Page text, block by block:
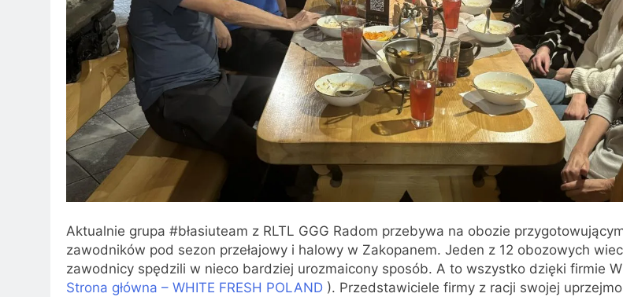
Aktualnie grupa #błasiuteam z RLTL GGG Radom przebywa na obozie
zawodników pod sezon przełajowy i halowy w Zakopanem. Jeden z 12 obozowych
zawodnicy spędzili w nieco bardziej urozmaicony sposób. A to wszystko dzięki firmie
Strona główna – WHITE FRESH POLAND ). Przedstawiciele firmy z racji swojej